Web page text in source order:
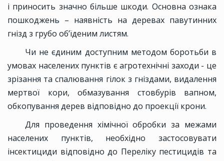
і приносить значно більше шкоди. Основна ознака
пошкоджень – наявність на деревах павутинних
гнізд з грубо об’їденим листям.
Чи не єдиним доступним методом боротьби в
умовах населених пунктів є агротехнічні заходи - це
зрізання та спалювання гілок з гніздами, видалення
мертвої кори, обмазування стовбурів вапном,
обкопування дерев відповідно до проекції крони.
Для проведення хімічної обробки за межами
населених пунктів, необхідно застосовувати
інсектициди відповідно до Переліку пестицидів та